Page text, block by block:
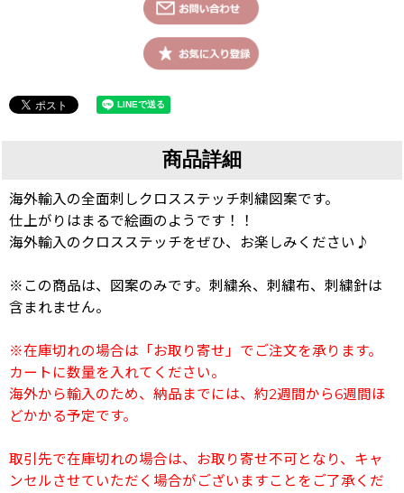
商品詳細
海外輸入の全面刺しクロスステッチ刺繍図案です。
仕上がりはまるで絵画のようです！！
海外輸入のクロスステッチをぜひ、お楽しみください♪
※この商品は、図案のみです。刺繍糸、刺繍布、刺繍針は
含まれません。
※在庫切れの場合は「お取り寄せ」でご注文を承ります。
カートに数量を入れてください。
海外から輸入のため、納品までには、約2週間から6週間ほ
どかかる予定です。
取引先で在庫切れの場合は、お取り寄せ不可となり、キャ
ンセルさせていただく場合がございますことをご了承くだ